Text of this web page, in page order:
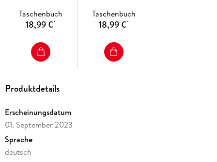
Taschenbuch
18,99 €*
Taschenbuch
18,99 €*
Produktdetails
Erscheinungsdatum
01. September 2023
Sprache
deutsch